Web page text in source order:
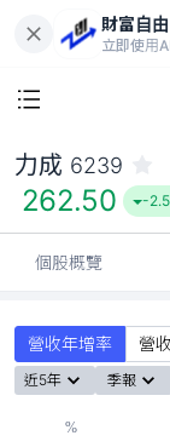
財富自由
立即使用
力成 6239
262.50 -
個股概覽
營收年增率 營
近5年 季報